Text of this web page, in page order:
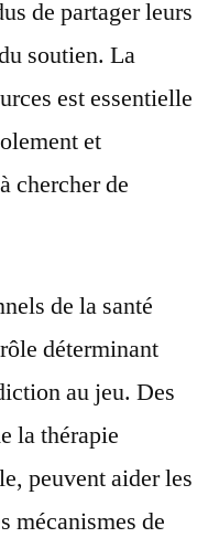
de partager leurs
soutien. La
est essentielle
et
chercher de
de la santé
déterminant
au jeu. Des
la thérapie
peuvent aider les
mécanismes de